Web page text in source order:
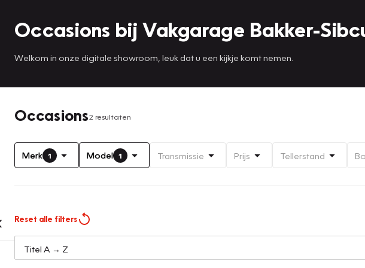
Occasions bij Vakgarage Bakker-
Welkom in onze digitale showroom, leuk dat u een kijkje komt nemen.
Occasions2 resultaten
Merk 1 Model 1 Transmissie Prijs Tellerstand
Reset alle filters